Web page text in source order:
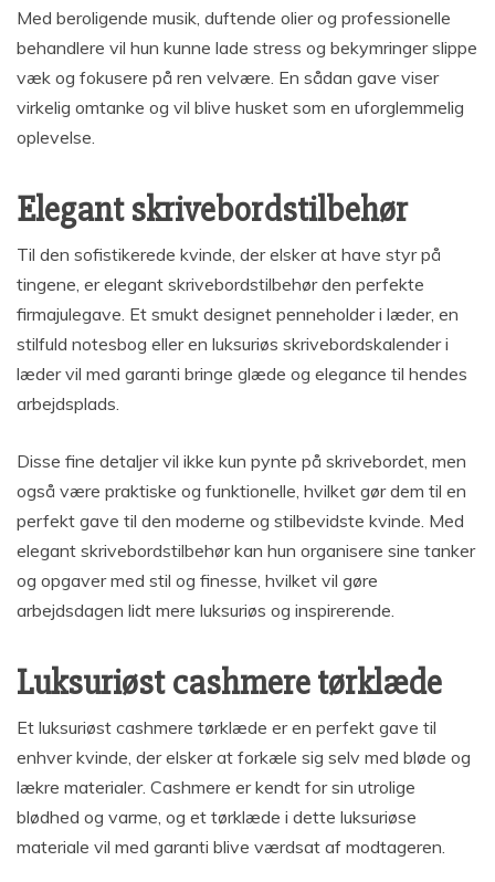
Med beroligende musik, duftende olier og professionelle
behandlere vil hun kunne lade stress og bekymringer slippe
væk og fokusere på ren velvære. En sådan gave viser
virkelig omtanke og vil blive husket som en uforglemmelig
oplevelse.
Elegant skrivebordstilbehør
Til den sofistikerede kvinde, der elsker at have styr på
tingene, er elegant skrivebordstilbehør den perfekte
firmajulegave. Et smukt designet penneholder i læder, en
stilfuld notesbog eller en luksuriøs skrivebordskalender i
læder vil med garanti bringe glæde og elegance til hendes
arbejdsplads.
Disse fine detaljer vil ikke kun pynte på skrivebordet, men
også være praktiske og funktionelle, hvilket gør dem til en
perfekt gave til den moderne og stilbevidste kvinde. Med
elegant skrivebordstilbehør kan hun organisere sine tanker
og opgaver med stil og finesse, hvilket vil gøre
arbejdsdagen lidt mere luksuriøs og inspirerende.
Luksuriøst cashmere tørklæde
Et luksuriøst cashmere tørklæde er en perfekt gave til
enhver kvinde, der elsker at forkæle sig selv med bløde og
lækre materialer. Cashmere er kendt for sin utrolige
blødhed og varme, og et tørklæde i dette luksuriøse
materiale vil med garanti blive værdsat af modtageren.